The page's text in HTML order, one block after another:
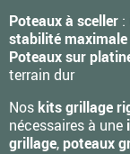
Poteaux à sceller :
stabilité maximale
Poteaux sur
terrain dur
Nos kits grillage
nécessaires à une
grillage, poteaux